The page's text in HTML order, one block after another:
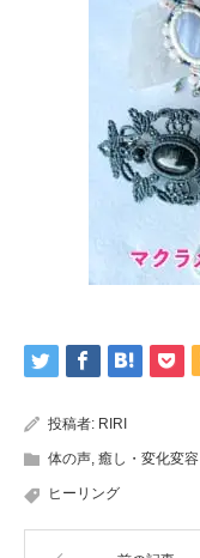
投稿者: RIRI
体の声, 癒し・変化変容
ヒーリング